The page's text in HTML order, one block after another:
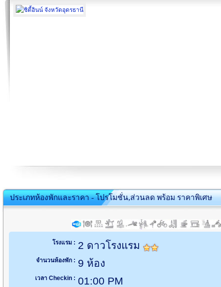
ประเภทห้องพักและราคา - โปรโมชั่น,ส่วนลด พร้อม ราคาพิเศษ
โรงแรม : 2 ดาวโรงแรม
จำนวนห้องพัก : 9 ห้อง
เวลา Checkin : 01:00 PM